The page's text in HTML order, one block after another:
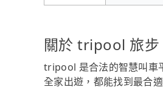
關於 tripool 旅步
tripool 是合法的智慧叫車
全家出遊，都能找到最合